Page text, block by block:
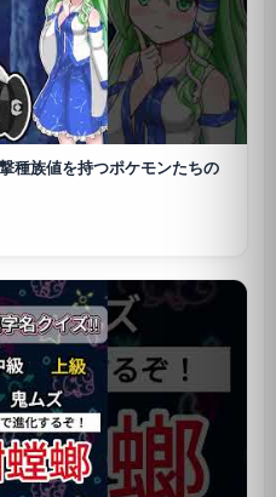
種族値を持つポケモンたちの